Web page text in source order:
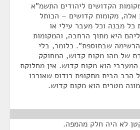
הקדושים ליהודים התשמ"א
אלה, מקומות קדושים – הכותל
כל מבנה וכל מעבר עילי או
היא מתוך הרחבה, והמקומות
הרשימה שבתוספת". כלומר, בלי
של מהו מקום קדוש, המחוקק
הוא מקום קדוש. אין מחלוקת
הבית מתקופת רודוס שאורכו
מטרים הוא מקום קדוש.
לא היה חלק מהמפה.